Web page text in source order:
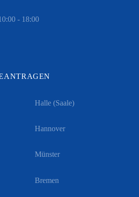
- 18:00
Halle (Saale)
Hannover
Münster
Bremen